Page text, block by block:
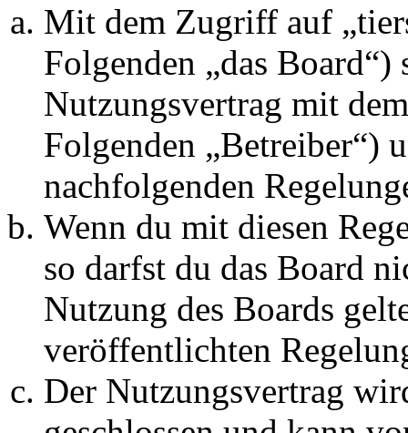
Mit dem Zugriff auf
Folgenden „das
Nutzungsvertrag mit
Folgenden „Betreiber“)
nachfolgenden
Wenn du mit diesen
so darfst du das Board
Nutzung des Boards
veröffentlichten
Der Nutzungsvertrag